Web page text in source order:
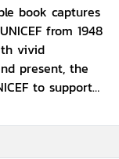
book captures
from 1948
vivid
present, the
to support
last 75 years,
The book